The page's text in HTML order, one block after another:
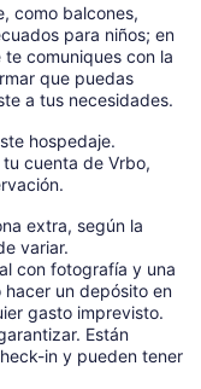
como balcones,
para niños; en
comuniques con la
que puedas
a tus necesidades.
hospedaje.
cuenta de Vrbo,
extra, según la
variar.
con fotografía y una
un depósito en
gasto imprevisto.
Están
in y pueden tener